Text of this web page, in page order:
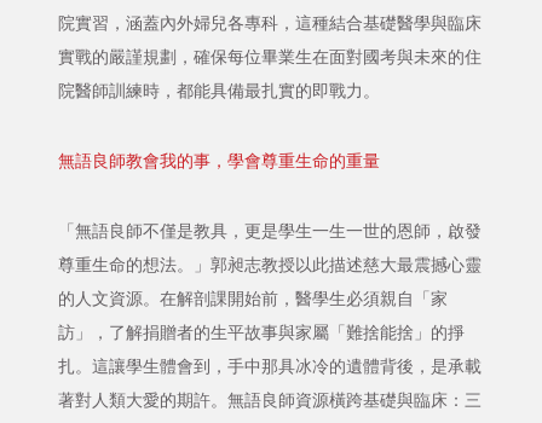
院實習，涵蓋內外婦兒各專科，這種結合基礎醫學與臨床
實戰的嚴謹規劃，確保每位畢業生在面對國考與未來的住
院醫師訓練時，都能具備最扎實的即戰力。
無語良師教會我的事，學會尊重生命的重量
「無語良師不僅是教具，更是學生一生一世的恩師，啟發
尊重生命的想法。」郭昶志教授以此描述慈大最震撼心靈
的人文資源。在解剖課開始前，醫學生必須親自「家
訪」，了解捐贈者的生平故事與家屬「難捨能捨」的掙
扎。這讓學生體會到，手中那具冰冷的遺體背後，是承載
著對人類大愛的期許。無語良師資源橫跨基礎與臨床：三